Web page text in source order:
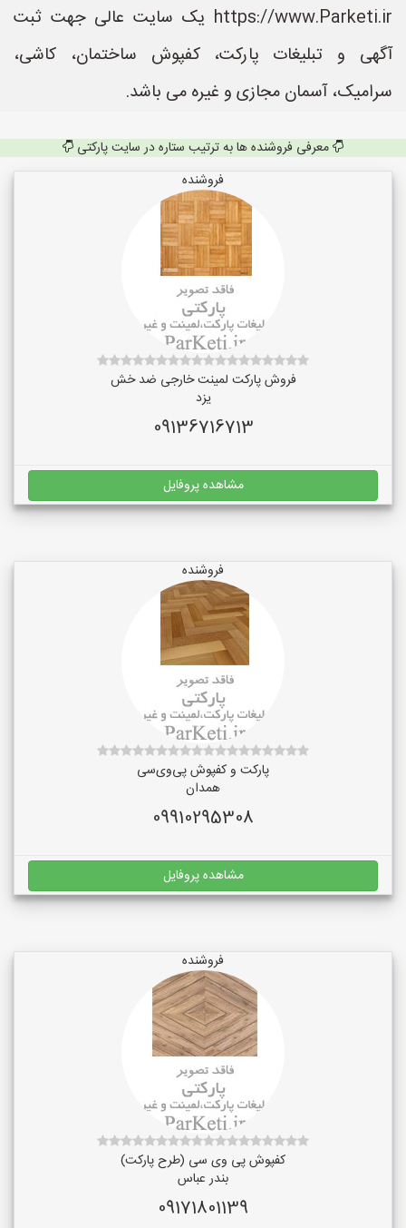
https://www.Parketi.ir یک سایت عالی جهت ثبت
آگهی و تبلیغات پارکت، کفپوش ساختمان، کاشی،
سرامیک، آسمان مجازی و غیره می باشد.
معرفی فروشنده ها به ترتیب ستاره در سایت پارکتی
فروشنده
فروش پارکت لمینت خارجی ضد خش
یزد
09136716713
مشاهده پروفایل
فروشنده
پارکت و کفپوش پی‌وی‌سی
همدان
09910295308
مشاهده پروفایل
فروشنده
کفپوش پی وی سی (طرح پارکت)
بندر عباس
09171801139